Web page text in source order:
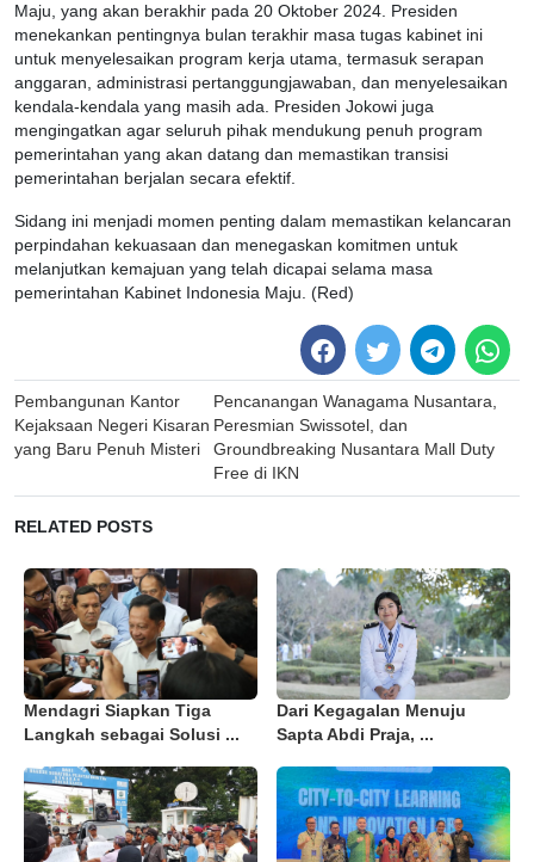
Maju, yang akan berakhir pada 20 Oktober 2024. Presiden
menekankan pentingnya bulan terakhir masa tugas kabinet ini
untuk menyelesaikan program kerja utama, termasuk serapan
anggaran, administrasi pertanggungjawaban, dan menyelesaikan
kendala-kendala yang masih ada. Presiden Jokowi juga
mengingatkan agar seluruh pihak mendukung penuh program
pemerintahan yang akan datang dan memastikan transisi
pemerintahan berjalan secara efektif.
Sidang ini menjadi momen penting dalam memastikan kelancaran
perpindahan kekuasaan dan menegaskan komitmen untuk
melanjutkan kemajuan yang telah dicapai selama masa
pemerintahan Kabinet Indonesia Maju. (Red)
Post
navigation
Pembangunan Kantor
Kejaksaan Negeri Kisaran
yang Baru Penuh Misteri
Pencanangan Wanagama Nusantara,
Peresmian Swissotel, dan
Groundbreaking Nusantara Mall Duty
Free di IKN
RELATED POSTS
Mendagri Siapkan Tiga
Langkah sebagai Solusi ...
Dari Kegagalan Menuju
Sapta Abdi Praja, ...